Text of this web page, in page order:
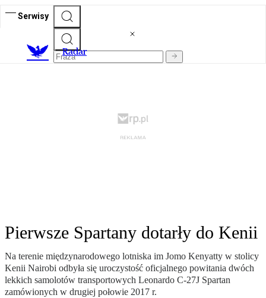
Serwisy
Radar
Pierwsze Spartany dotarły do Kenii
Na terenie międzynarodowego lotniska im Jomo Kenyatty w stolicy
Kenii Nairobi odbyła się uroczystość oficjalnego powitania dwóch
lekkich samolotów transportowych Leonardo C-27J Spartan
zamówionych w drugiej połowie 2017 r.